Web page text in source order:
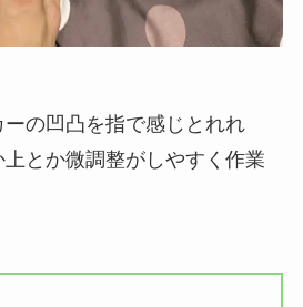
の凹凸を指で感じとれれ
とか微調整がしやすく作業